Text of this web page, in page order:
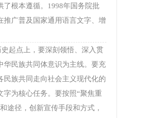
了根本遵循。1998年国务院批
广普及国家通用语言文字、增
起点上，要深刻领悟、深入贯
华民族共同体意识为主线。要充
族共同走向社会主义现代化的
为核心任务。要按照“聚焦重
途径，创新宣传手段和方式，